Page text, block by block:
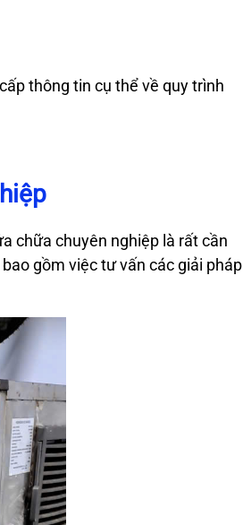
thông tin cụ thể về quy trình
chữa chuyên nghiệp là rất cần
gồm việc tư vấn các giải pháp